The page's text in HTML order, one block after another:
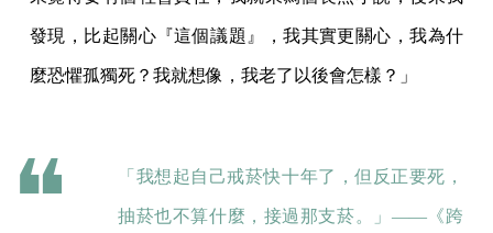
發現，比起關心『這個議題』，我其實更關心，我為什
麼恐懼孤獨死？我就想像，我老了以後會怎樣？」
「我想起自己戒菸快十年了，但反正要死，
抽菸也不算什麼，接過那支菸。」——《跨